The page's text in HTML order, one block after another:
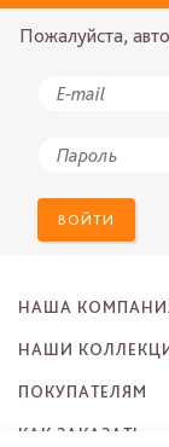
Пожалуйста,
ВОЙТИ
НАША
НАШИ
ПОКУПАТЕЛЯМ
КАК ЗАКАЗАТЬ